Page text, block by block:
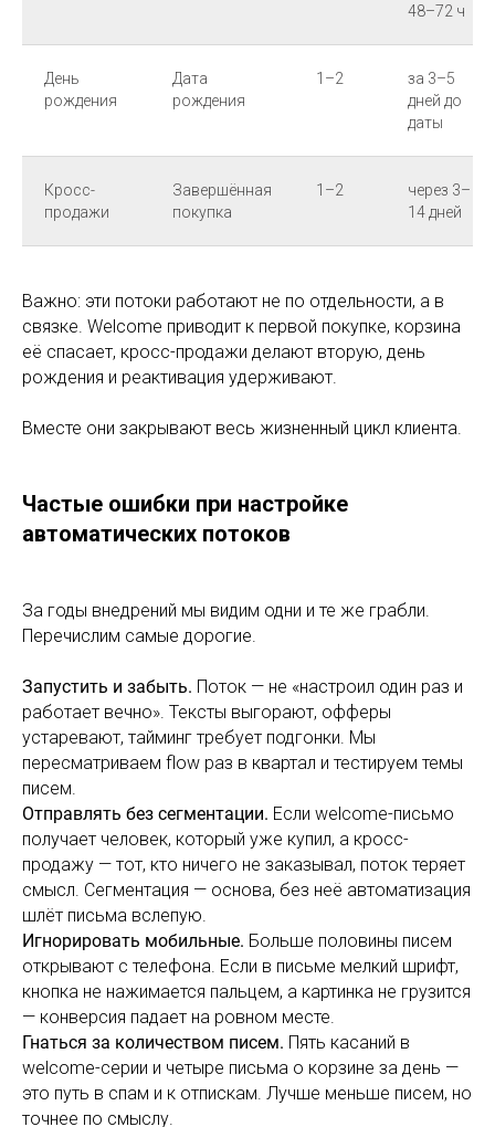
48–72 ч
День
рождения
Дата
рождения
1–2
за 3–5
дней до
даты
Кросс-
продажи
Завершённая
покупка
1–2
через 3–
14 дней
Важно: эти потоки работают не по отдельности, а в
связке. Welcome приводит к первой покупке, корзина
её спасает, кросс-продажи делают вторую, день
рождения и реактивация удерживают.
Вместе они закрывают весь жизненный цикл клиента.
Частые ошибки при настройке
автоматических потоков
За годы внедрений мы видим одни и те же грабли.
Перечислим самые дорогие.
Запустить и забыть. Поток — не «настроил один раз и
работает вечно». Тексты выгорают, офферы
устаревают, тайминг требует подгонки. Мы
пересматриваем flow раз в квартал и тестируем темы
писем.
Отправлять без сегментации. Если welcome-письмо
получает человек, который уже купил, а кросс-
продажу — тот, кто ничего не заказывал, поток теряет
смысл. Сегментация — основа, без неё автоматизация
шлёт письма вслепую.
Игнорировать мобильные. Больше половины писем
открывают с телефона. Если в письме мелкий шрифт,
кнопка не нажимается пальцем, а картинка не грузится
— конверсия падает на ровном месте.
Гнаться за количеством писем. Пять касаний в
welcome-серии и четыре письма о корзине за день —
это путь в спам и к отпискам. Лучше меньше писем, но
точнее по смыслу.